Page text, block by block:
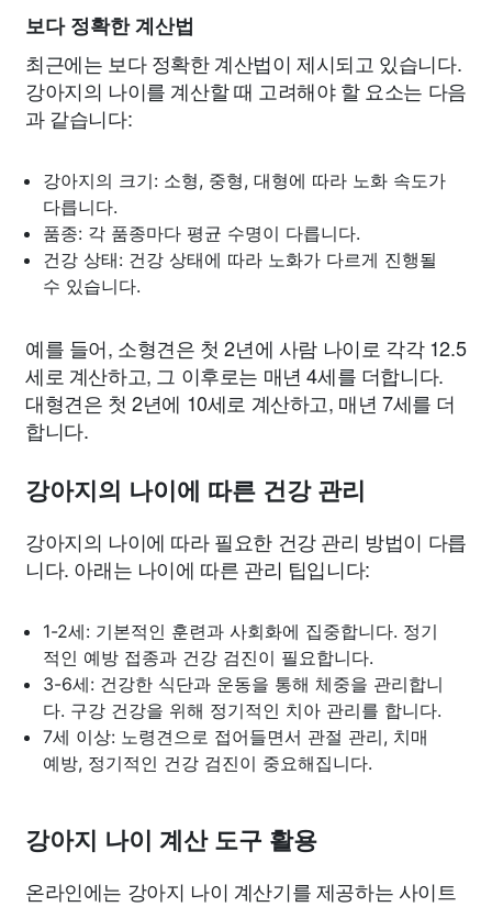
보다 정확한 계산법
최근에는 보다 정확한 계산법이 제시되고 있습니다.
강아지의 나이를 계산할 때 고려해야 할 요소는 다음
과 같습니다:
강아지의 크기: 소형, 중형, 대형에 따라 노화 속도가
다릅니다.
품종: 각 품종마다 평균 수명이 다릅니다.
건강 상태: 건강 상태에 따라 노화가 다르게 진행될
수 있습니다.
예를 들어, 소형견은 첫 2년에 사람 나이로 각각 12.5
세로 계산하고, 그 이후로는 매년 4세를 더합니다.
대형견은 첫 2년에 10세로 계산하고, 매년 7세를 더
합니다.
강아지의 나이에 따른 건강 관리
강아지의 나이에 따라 필요한 건강 관리 방법이 다릅
니다. 아래는 나이에 따른 관리 팁입니다:
1-2세: 기본적인 훈련과 사회화에 집중합니다. 정기
적인 예방 접종과 건강 검진이 필요합니다.
3-6세: 건강한 식단과 운동을 통해 체중을 관리합니
다. 구강 건강을 위해 정기적인 치아 관리를 합니다.
7세 이상: 노령견으로 접어들면서 관절 관리, 치매
예방, 정기적인 건강 검진이 중요해집니다.
강아지 나이 계산 도구 활용
온라인에는 강아지 나이 계산기를 제공하는 사이트